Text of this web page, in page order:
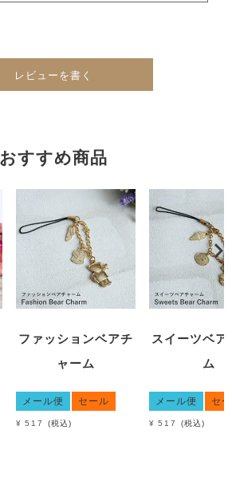
レビューを書く
おすすめ商品
ファッションベアチ
ャーム
メール便 セール
¥ 517 税込
スイーツベア
ム
メール便 セ
¥ 517 税込